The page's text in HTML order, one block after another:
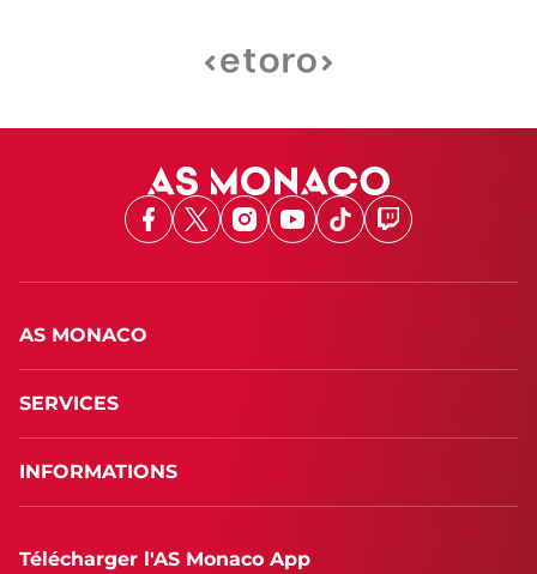
Facebook
X Instagram
Youtube
TikTokTwitch
AS MONACO
SERVICES
INFORMATIONS
Télécharger l'AS Monaco App